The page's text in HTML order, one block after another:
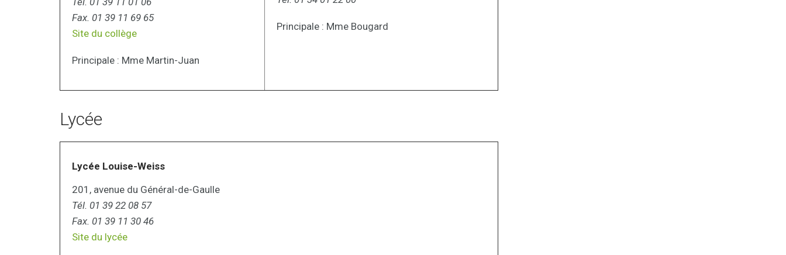
Fax. 01 39 11 69 65
Site du collège
Principale : Mme Martin-Juan
Principale : Mme Bougard
Lycée
Lycée Louise-Weiss
201, avenue du Général-de-Gaulle
Tél. 01 39 22 08 57
Fax. 01 39 11 30 46
Site du lycée